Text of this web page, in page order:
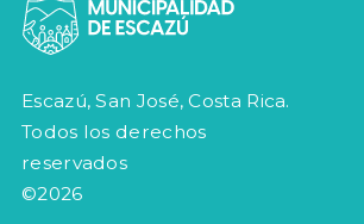
Escazú, San José, Costa Rica.
Todos los derechos
reservados
©2026